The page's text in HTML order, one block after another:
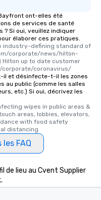
ont-elles été
de services de santé
? Si oui, veuillez indiquer
élaborer ces pratiques.
industry-defining standard of
corporate/news/hilton-
up to date customer
coronavirus/
il et désinfecte-t-il les zones
au public (comme les salles
etc.) Si oui, décrivez les
wipes in public areas &
areas, lobbies, elevators,
with food safety
distancing
FAQ
de lieu au Cvent Supplier